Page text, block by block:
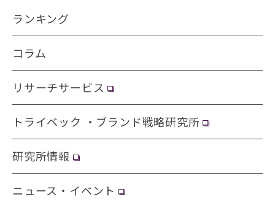
ランキング
コラム
リサーチサービス
トライベック ・ブランド戦略研究所
研究所情報
ニュース・イベント